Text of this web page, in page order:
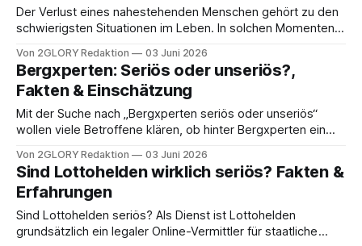
Der Verlust eines nahestehenden Menschen gehört zu den
schwierigsten Situationen im Leben. In solchen Momenten
Unterstützung eine besonders wichtige Rolle. In Frankfurt
gibt es zahlreiche Bestattungsinstitute, die Angehörige bei
Organisation, Vorsorge und Abschied begleiten. Einige
Anbieter überzeugen dabei vor allem durch persönliche
Betreuung, langjährige Erfahrung
Von 2GLORY Redaktion 03 Juni 2026
Bergxperten: Seriös oder unseriös?,
Fakten & Einschätzung
Mit der Suche nach „Bergxperten seriös oder unseriös“
wollen viele Betroffene klären, ob hinter Bergxperten ein
Kostenfallen und unklare Verträge gibt. Dieser Artikel zeigt
Ihnen dafür konkrete Prüfkriterien, typische Stolperstellen
bei Abos und einen sauberen Weg, wie Sie bei
Abbuchungen, Widerruf
Von 2GLORY Redaktion 03 Juni 2026
Sind Lottohelden wirklich seriös? Fakten &
Erfahrungen
Sind Lottohelden seriös? Als Dienst ist Lottohelden
grundsätzlich ein legaler Online-Vermittler für staatliche